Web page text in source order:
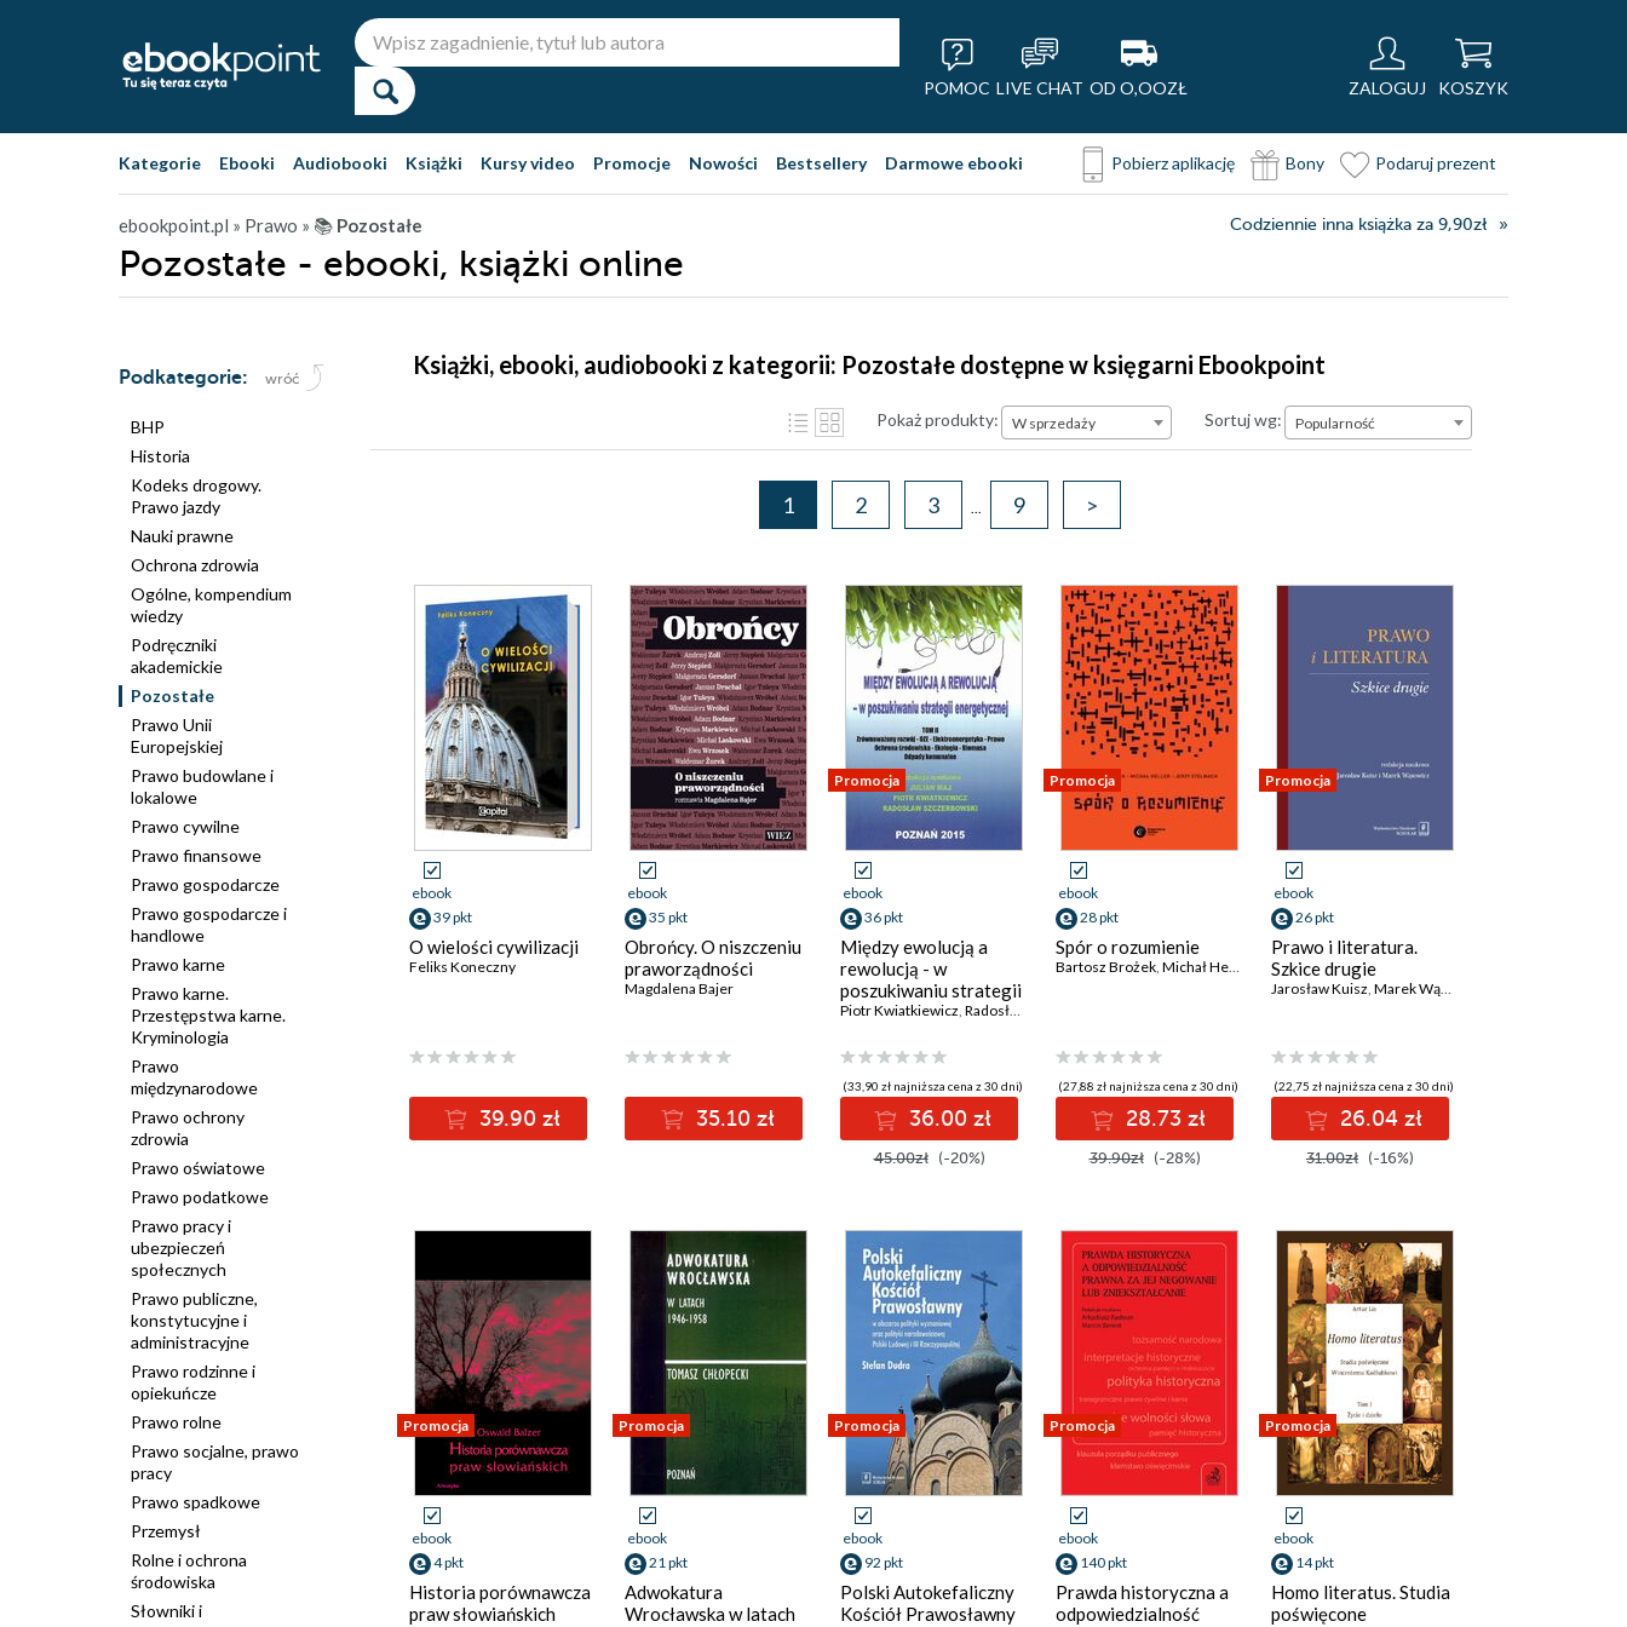
POMOC LIVE CHAT OD O,OOZŁ ZALOGUJ KOSZYK
Kategorie Ebooki Audiobooki Książki Kursy video Promocje Nowości Bestsellery Darmowe ebooki Pobierz aplikację Bony Podaruj prezent
ebookpoint.pl » Prawo » 📚 Pozostałe Codziennie inna książka za 9,90zł
Pozostałe - ebooki, książki online
Podkategorie: wróć
BHP
Historia
Kodeks drogowy.
Prawo jazdy
Nauki prawne
Ochrona zdrowia
Ogólne, kompendium
wiedzy
Podręczniki
akademickie
Pozostałe
Prawo Unii
Europejskiej
Prawo budowlane i
lokalowe
Prawo cywilne
Prawo finansowe
Prawo gospodarcze
Prawo gospodarcze i
handlowe
Prawo karne
Prawo karne.
Przestępstwa karne.
Kryminologia
Prawo
międzynarodowe
Prawo ochrony
zdrowia
Prawo oświatowe
Prawo podatkowe
Prawo pracy i
ubezpieczeń
społecznych
Prawo publiczne,
konstytucyjne i
administracyjne
Prawo rodzinne i
opiekuńcze
Prawo rolne
Prawo socjalne, prawo
pracy
Prawo spadkowe
Przemysł
Rolne i ochrona
środowiska
Słowniki i
Książki, ebooki, audiobooki z kategorii: Pozostałe dostępne w księgarni Ebookpoint
Pokaż produkty: W sprzedaży Sortuj wg:Popularność
Popularność
1 2 3 ... 9 >
ebook
39 pkt
O wielości cywilizacji
Feliks Koneczny
39.90 zł
ebook
35 pkt
Obrońcy. O niszczeniu
praworządności
Magdalena Bajer
35.10 zł
Promocja
ebook
36 pkt
Między ewolucją a
rewolucją - w
poszukiwaniu strategii
energetycznej Tom 2
Piotr Kwiatkiewicz, Radosław Szczerbowski
(33,90 zł najniższa cena z 30 dni)
36.00 zł
45.00zł (-20%)
Promocja
ebook
28 pkt
Spór o rozumienie
Bartosz Brożek, Michał Heller Jerzy Stelmach
(27,88 zł najniższa cena z 30 dni)
28.73 zł
39.90zł (-28%)
Promocja
ebook
26 pkt
Prawo i literatura.
Szkice drugie
Jarosław Kuisz, Marek Wąsowicz
(22,75 zł najniższa cena z 30 dni)
26.04 zł
31.00zł (-16%)
Promocja
ebook
4 pkt
Historia porównawcza
praw słowiańskich
Promocja
ebook
21 pkt
Adwokatura
Wrocławska w latach
Promocja
ebook
92 pkt
Polski Autokefaliczny
Kościół Prawosławny
Promocja
ebook
140 pkt
Prawda historyczna a
odpowiedzialność
Promocja
ebook
14 pkt
Homo literatus. Studia
poświęcone